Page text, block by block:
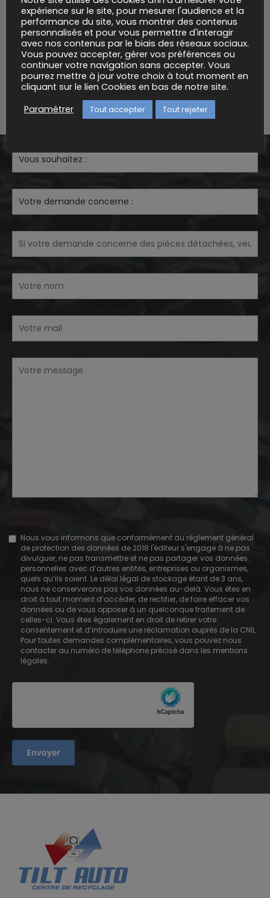
Nous vous informons que conformément au règlement général
de protection des données de 2018 l'éditeur s'engage à ne pas
divulguer, ne pas transmettre et ne pas partager vos données
personnelles avec d’autres entités, entreprises ou organismes,
quels qu’ils soient. Le délai légal de stockage étant de 3 ans,
nous ne conserverons pas vos données au-delà. Vous êtes en
droit à tout moment d’accéder, de rectifier, de faire effacer vos
données ou de vous opposer à un quelconque traitement de
celles-ci. Vous êtes également en droit de retirer votre
consentement et d’introduire une réclamation auprès de la CNIL.
Pour toutes demandes complémentaires, vous pouvez nous
contacter au numéro de téléphone précisé dans les mentions
légales.
expérience sur le site, pour mesurer l'audience et la
performance du site, vous montrer des contenus
personnalisés et pour vous permettre d'interagir
avec nos contenus par le biais des réseaux sociaux.
Vous pouvez accepter, gérer vos préférences ou
continuer votre navigation sans accepter. Vous
pourrez mettre à jour votre choix à tout moment en
cliquant sur le lien Cookies en bas de notre site.
Paramétrer
Tout accepter Tout rejeter